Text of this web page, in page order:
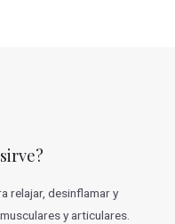
i
o
e
srelajar, desinflamar y
y articulares.